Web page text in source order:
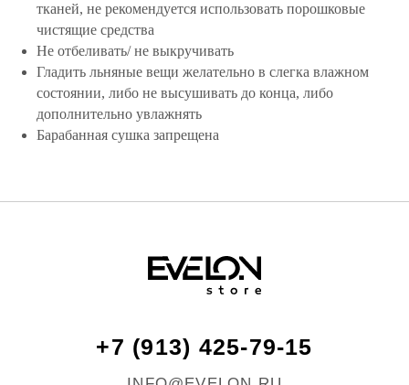
тканей, не рекомендуется использовать порошковые
чистящие средства
Не отбеливать/ не выкручивать
Гладить льняные вещи желательно в слегка влажном
состоянии, либо не высушивать до конца, либо
дополнительно увлажнять
Барабанная сушка запрещена
ПОКУПАТЕЛЮ
ОБМЕН И ВОЗВРАТ
УХОД ЗА ИЗДЕЛИЯМИ
INFO@EVELON.RU
СПОРТИВНЫЕ КОСТЮМЫ
ПОДАРОЧНЫЕ СЕРТИФИКАТЫ